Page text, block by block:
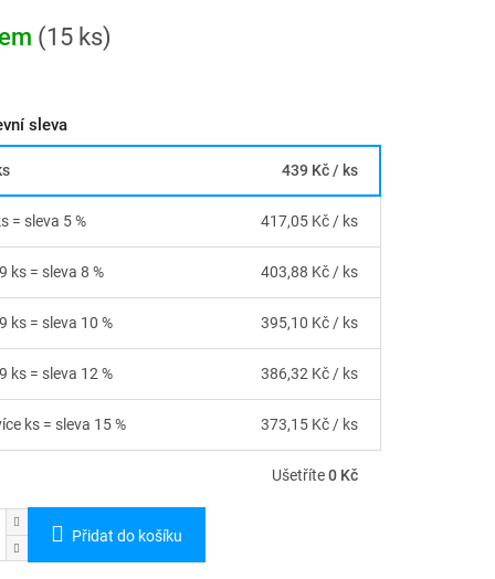
(15 ks)
sleva
439 Kč / ks
= sleva 5 % 417,05 Kč / ks
ks = sleva 8 % 403,88 Kč / ks
ks = sleva 10 % 395,10 Kč / ks
ks = sleva 12 % 386,32 Kč / ks
ks = sleva 15 % 373,15 Kč / ks
Ušetříte0 Kč
Přidat do košíku